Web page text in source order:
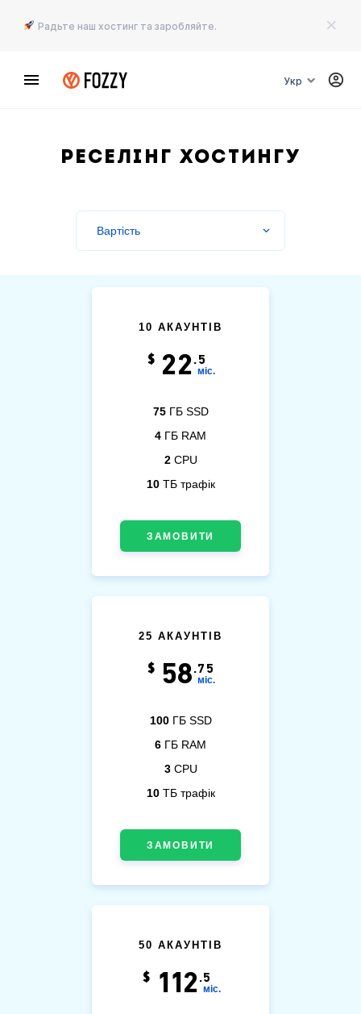
Радьте наш хостинг та заробляйте.
Укр
Реселінг хостингу
10 АКАУНТІВ
22 .5
$
міс.
75 ГБ SSD
4 ГБ RAM
2 CPU
10 ТБ трафік
ЗАМОВИТИ
25 АКАУНТІВ
58 .75
$
міс.
100 ГБ SSD
6 ГБ RAM
3 CPU
10 ТБ трафік
ЗАМОВИТИ
50 АКАУНТІВ
112 .5
$
міс.